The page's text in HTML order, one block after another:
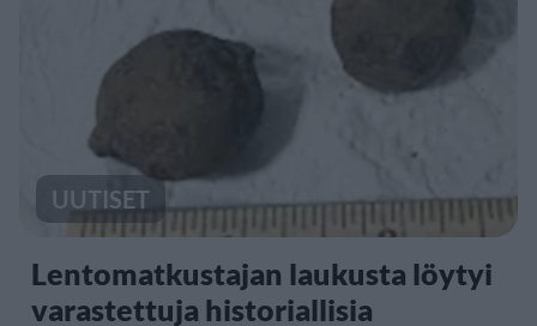
UUTISET
Lentomatkustajan laukusta löytyi
varastettuja historiallisia